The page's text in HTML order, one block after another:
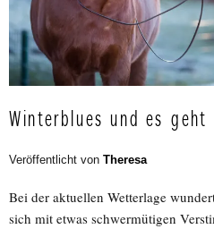
Winterblues und es geht
Veröffentlicht von Theresa
Bei der aktuellen Wetterlage
sich mit etwas schwermütigen